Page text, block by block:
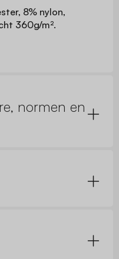
8% nylon,
360g/m².
normen en